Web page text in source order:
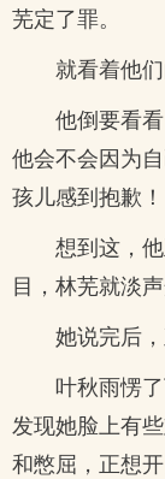
芜定了罪。
就看着他
他倒要看
他会不会因为
孩儿感到抱歉！
想到这，
目，林芜就淡
她说完后
叶秋雨愣
发现她脸上有
和憋屈，正想